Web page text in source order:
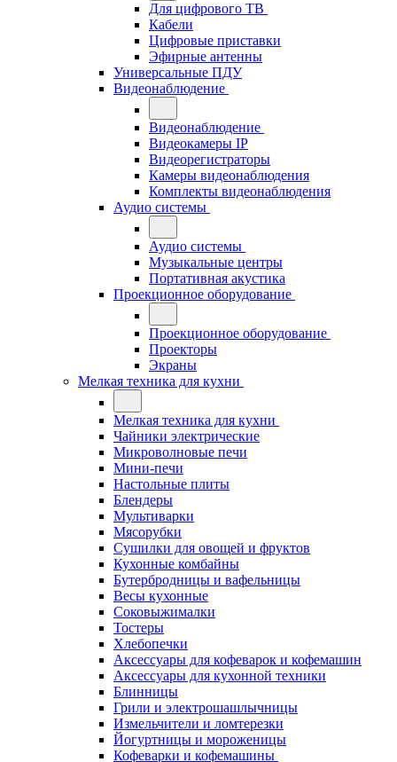
Для цифрового ТВ
Кабели
Цифровые приставки
Эфирные антенны
Универсальные ПДУ
Видеонаблюдение
Видеонаблюдение
Видеокамеры IP
Видеорегистраторы
Камеры видеонаблюдения
Комплекты видеонаблюдения
Аудио системы
Аудио системы
Музыкальные центры
Портативная акустика
Проекционное оборудование
Проекционное оборудование
Проекторы
Экраны
Мелкая техника для кухни
Мелкая техника для кухни
Чайники электрические
Микроволновые печи
Мини-печи
Настольные плиты
Блендеры
Мультиварки
Мясорубки
Сушилки для овощей и фруктов
Кухонные комбайны
Бутербродницы и вафельницы
Весы кухонные
Соковыжималки
Тостеры
Хлебопечки
Аксессуары для кофеварок и кофемашин
Аксессуары для кухонной техники
Блинницы
Грили и электрошашлычницы
Измельчители и ломтерезки
Йогуртницы и мороженицы
Кофеварки и кофемашины